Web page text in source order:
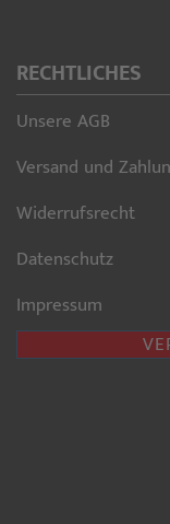
RECHTLICHES
Unsere AGB
Versand und
Widerrufsrecht
Datenschutz
Impressum